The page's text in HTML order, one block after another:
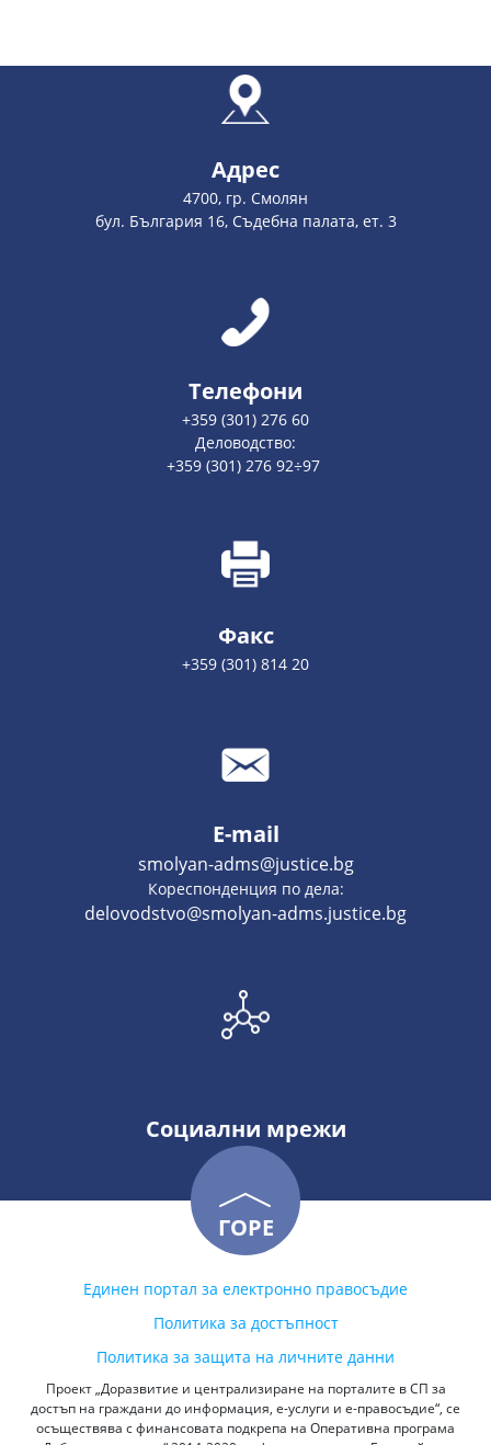
Адрес
4700, гр. Смолян
бул. България 16, Съдебна палата, ет. 3
Телефони
+359 (301) 276 60
Деловодство:
+359 (301) 276 92÷97
Факс
+359 (301) 814 20
E-mail
smolyan-adms@justice.bg
Кореспонденция по дела:
delovodstvo@smolyan-adms.justice.bg
Социални мрежи
ГОРЕ
Единен портал за електронно правосъдие
Политика за достъпност
Политика за защита на личните данни
Проект „Доразвитие и централизиране на порталите в СП за
достъп на граждани до информация, е-услуги и е-правосъдие“, се
осъществява с финансовата подкрепа на Оперативна програма